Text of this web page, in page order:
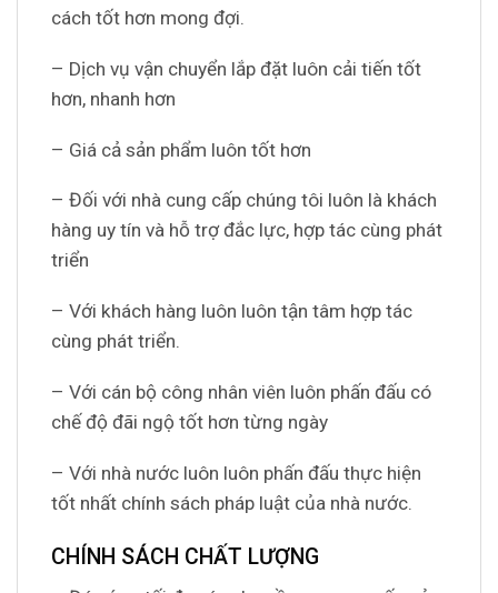
cách tốt hơn mong đợi.
– Dịch vụ vận chuyển lắp đặt luôn cải tiến tốt
hơn, nhanh hơn
– Giá cả sản phẩm luôn tốt hơn
– Đối với nhà cung cấp chúng tôi luôn là khách
hàng uy tín và hỗ trợ đắc lực, hợp tác cùng phát
triển
– Với khách hàng luôn luôn tận tâm hợp tác
cùng phát triển.
– Với cán bộ công nhân viên luôn phấn đấu có
chế độ đãi ngộ tốt hơn từng ngày
– Với nhà nước luôn luôn phấn đấu thực hiện
tốt nhất chính sách pháp luật của nhà nước.
CHÍNH SÁCH CHẤT LƯỢNG